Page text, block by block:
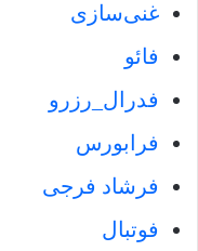
غنی‌سازی
فائو
فدرال_رزرو‌
فرابورس
فرشاد فرجی
فوتبال